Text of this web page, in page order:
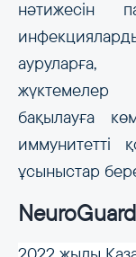
нәтижесін
ауруларға,
бақылауға
иммунитетті
ұсыныстар